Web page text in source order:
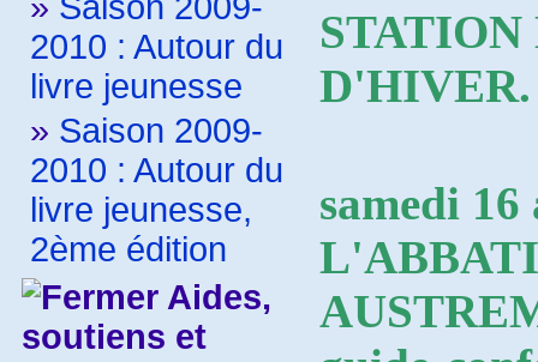
2010 : Autour du
livre jeunesse
» Saison 2009-
2010 : Autour du
livre jeunesse,
2ème édition
Aides,
soutiens et
STATION
D'HIVER.
samedi